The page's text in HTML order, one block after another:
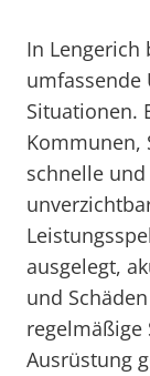
In
umfassende
Situationen.
Kommunen,
schnelle
ausgelegt,
und
Ausrüstung